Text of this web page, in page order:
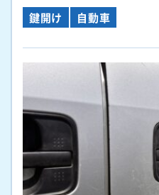
鍵開け 自動車